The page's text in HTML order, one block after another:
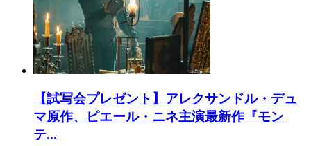
【試写会プレゼント】アレクサンドル・デュ
マ原作、ピエール・ニネ主演最新作『モン
テ...